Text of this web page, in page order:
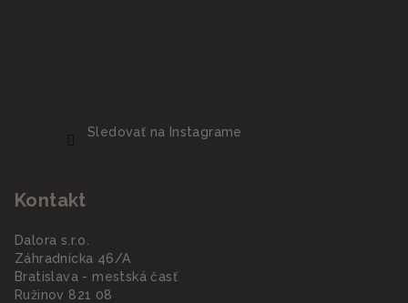
Sledovať na Instagrame
Kontakt
Dalora s.r.o.
Záhradnícka 46/A
Bratislava - mestská časť
Ružinov 821 08